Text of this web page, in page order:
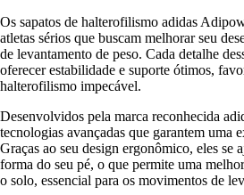
Os sapatos de halterofilismo adidas
atletas sérios que buscam melhorar seu
de levantamento de peso. Cada detalhe
oferecer estabilidade e suporte ótimos,
halterofilismo impecável.
Desenvolvidos pela marca reconhecida
tecnologias avançadas que garantem uma
Graças ao seu design ergonômico, eles se
forma do seu pé, o que permite uma
o solo, essencial para os movimentos de